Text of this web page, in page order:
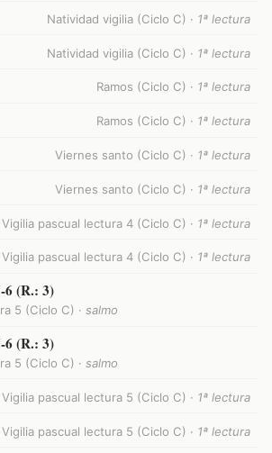
Natividad vigilia (Ciclo C) · 1ª lectura
Natividad vigilia (Ciclo C) · 1ª lectura
Ramos (Ciclo C) · 1ª lectura
Ramos (Ciclo C) · 1ª lectura
Viernes santo (Ciclo C) · 1ª lectura
Viernes santo (Ciclo C) · 1ª lectura
Vigilia pascual lectura 4 (Ciclo C) · 1ª lectura
Vigilia pascual lectura 4 (Ciclo C) · 1ª lectura
6 (R.: 3)
5 (Ciclo C) · salmo
6 (R.: 3)
5 (Ciclo C) · salmo
Vigilia pascual lectura 5 (Ciclo C) · 1ª lectura
Vigilia pascual lectura 5 (Ciclo C) · 1ª lectura